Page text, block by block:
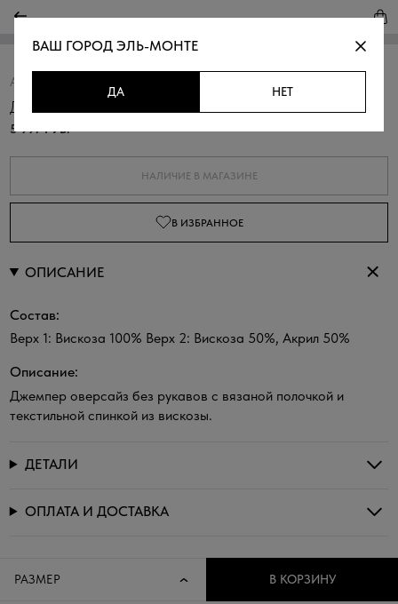
Артикул:
Джемпер оверсайз комбинированный
5 997 РУБ.
НАЛИЧИЕ В МАГАЗИНЕ
В ИЗБРАННОЕ
ОПИСАНИЕ
Состав:
Верх 1: Вискоза 100% Верх 2: Вискоза 50%, Акрил 50%
Описание:
Джемпер оверсайз без рукавов с вязаной полочкой и
текстильной спинкой из вискозы.
ДЕТАЛИ
ОПЛАТА И ДОСТАВКА
РАЗМЕР В КОРЗИНУ
ВАШ ГОРОДЭЛЬ-МОНТЕ
ДА НЕТ